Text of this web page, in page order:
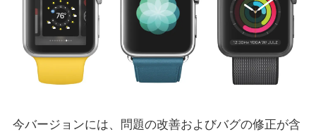
今バージョンには、問題の改善およびバグの修正が含